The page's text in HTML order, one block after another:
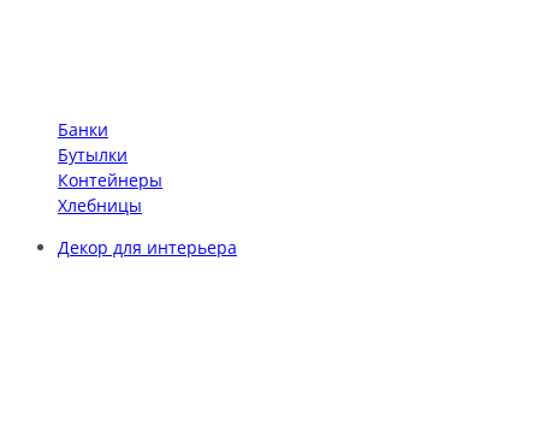
Банки
Бутылки
Контейнеры
Хлебницы
Декор для интерьера